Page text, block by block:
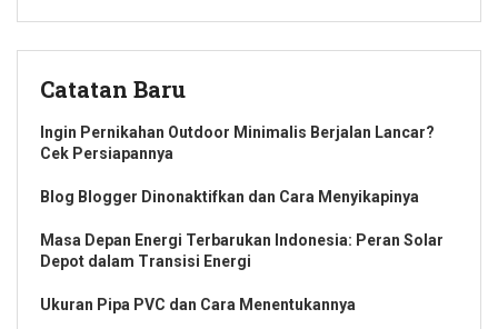
Catatan Baru
Ingin Pernikahan Outdoor Minimalis Berjalan Lancar?
Cek Persiapannya
Blog Blogger Dinonaktifkan dan Cara Menyikapinya
Masa Depan Energi Terbarukan Indonesia: Peran Solar
Depot dalam Transisi Energi
Ukuran Pipa PVC dan Cara Menentukannya